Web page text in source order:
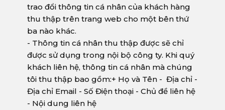
trao đổi thông tin cá nhân của khách hàng
thu thập trên trang web cho một bên thứ
ba nào khác.
- Thông tin cá nhân thu thập được sẽ chỉ
được sử dụng trong nội bộ công ty. Khi quý
khách liên hệ, thông tin cá nhân mà chúng
tôi thu thập bao gồm:+ Họ và Tên - Địa chỉ -
Địa chỉ Email - Số Điện thoại - Chủ đề liên hệ
- Nội dung liên hệ